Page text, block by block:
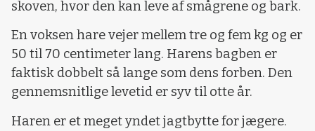
skoven, hvor den kan leve af smågrene og bark.
En voksen hare vejer mellem tre og fem kg og er
50 til 70 centimeter lang. Harens bagben er
faktisk dobbelt så lange som dens forben. Den
gennemsnitlige levetid er syv til otte år.
Haren er et meget yndet jagtbytte for jægere.